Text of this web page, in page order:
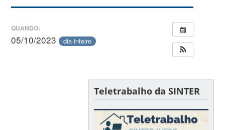
QUANDO:
05/10/2023 dia inteiro
Teletrabalho da SINTER